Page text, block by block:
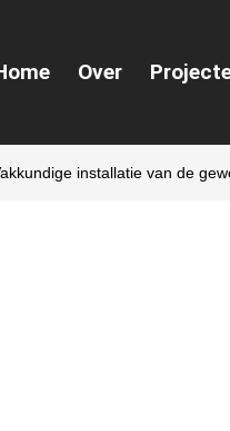
Over
installatie van de